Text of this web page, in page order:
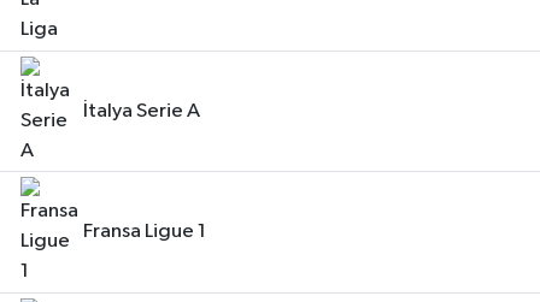
İtalya Serie A
Fransa Ligue 1